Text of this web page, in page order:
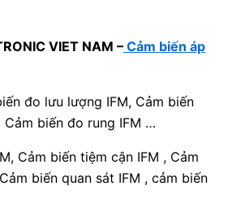
VIET NAM –Cảm biến áp
đo lưu lượng IFM, Cảm biến
Cảm biến đo rung IFM …
Cảm biến tiệm cận IFM , Cảm
biến quan sát IFM , cảm biến